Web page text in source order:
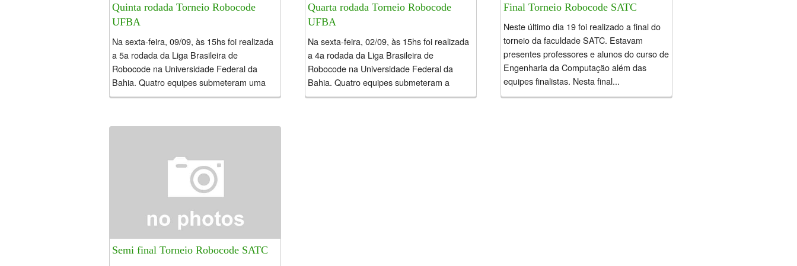
Quinta rodada Torneio Robocode
UFBA
Na sexta-feira, 09/09, às 15hs foi realizada
a 5a rodada da Liga Brasileira de
Robocode na Universidade Federal da
Bahia. Quatro equipes submeteram uma
nova versão do robô, e a...
Quarta rodada Torneio Robocode
UFBA
Na sexta-feira, 02/09, às 15hs foi realizada
a 4a rodada da Liga Brasileira de
Robocode na Universidade Federal da
Bahia. Quatro equipes submeteram a
primeira versão do robô, e uma...
Final Torneio Robocode SATC
Neste último dia 19 foi realizado a final do
torneio da faculdade SATC. Estavam
presentes professores e alunos do curso de
Engenharia da Computação além das
equipes finalistas. Nesta final...
Semi final Torneio Robocode SATC